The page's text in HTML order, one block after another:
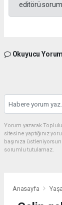
editörü
Okuyucu
Yorum yazarak
sitesine yaptığınız
başınıza
sorumlu tutulamaz.
Anasayfa